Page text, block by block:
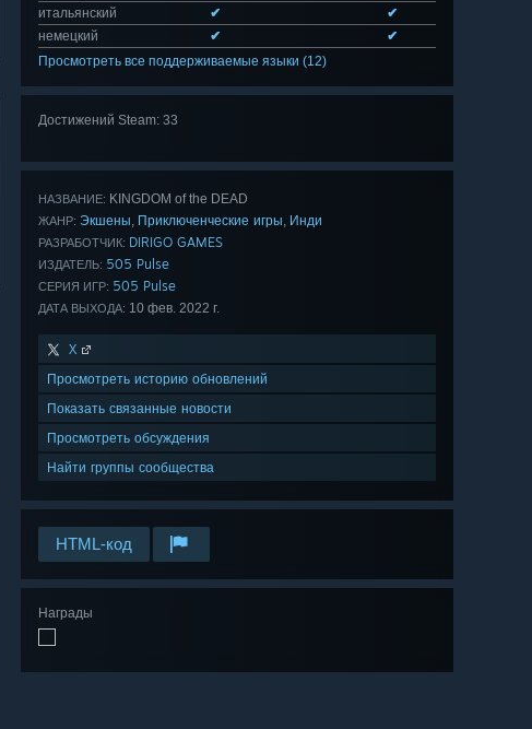
итальянский
✔
✔
немецкий
✔
✔
Просмотреть все поддерживаемые языки (12)
Достижений Steam: 33
НАЗВАНИЕ: KINGDOM of the DEAD
ЖАНР: Экшены, Приключенческие игры, Инди
РАЗРАБОТЧИК: DIRIGO GAMES
ИЗДАТЕЛЬ: 505 Pulse
СЕРИЯ ИГР: 505 Pulse
ДАТА ВЫХОДА: 10 фев. 2022 г.
X
Просмотреть историю обновлений
Показать связанные новости
Просмотреть обсуждения
Найти группы сообщества
HTML-код
Награды